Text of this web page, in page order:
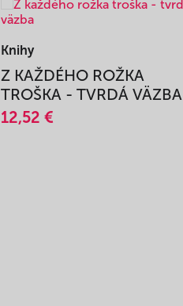
Knihy
Z KAŽDÉHO ROŽKA
TROŠKA - TVRDÁ VÄZBA
12,52 €